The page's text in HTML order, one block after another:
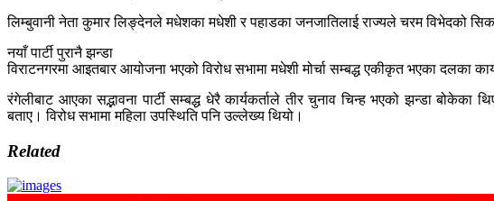
लिम्बुवानी नेता कुमार लिङ्देनले मधेशका मधेशी र पहाडका जनजातिलाई राज्यले चरम विभेदको
नयाँ पार्टी पुरानै झन्डा
विराटनगरमा आइतबार आयोजना भएको विरोध सभामा मधेशी मोर्चा सम्बद्ध एकीकृत भएका दलका
रंगेलीबाट आएका सद्भावना पार्टी सम्बद्ध धेरै कार्यकर्ताले तीर चुनाव चिन्ह भएको झन्डा बोकेका
बताए। विरोध सभामा महिला उपस्थिति पनि उल्लेख्य थियो।
Related